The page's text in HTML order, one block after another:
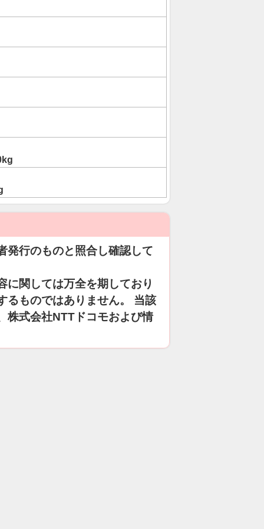
発行のものと照合し確認して
に関しては万全を期しており
るものではありません。 当該
株式会社NTTドコモおよび情